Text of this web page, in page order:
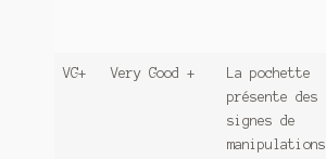
VG+ Very Good +
La pochette
présente des
signes de
manipulations